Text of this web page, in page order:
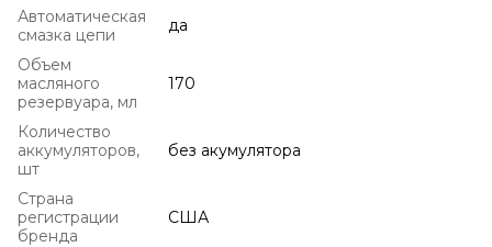
Автоматическая
смазка цепи
да
Объем
масляного
резервуара, мл
170
Количество
аккумуляторов,
шт
без акумулятора
Страна
регистрации
бренда
США